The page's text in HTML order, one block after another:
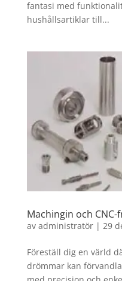
fantasi med
hushållsartiklar till...
Machingin och CNC-
av administratör| 29
Föreställ dig en värld
drömmar kan